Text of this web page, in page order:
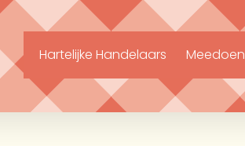
Hartelijke Handelaars Meedoen